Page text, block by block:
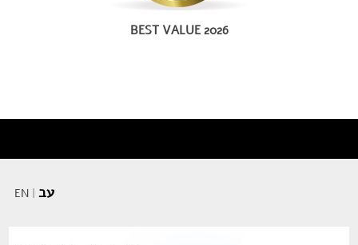
BEST VALUE 2026
עב|
EN